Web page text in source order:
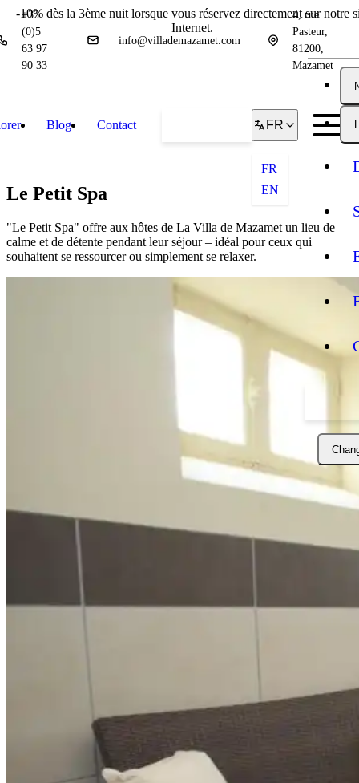
-10% dès la 3ème nuit lorsque vous réservez directement sur notre
Internet.
+33
(0)5
63 97
90 33
info@villademazamet.com
4, rue
Pasteur,
81200,
Mazamet
Blog Contact FR
FR
EN
Le Petit Spa
"Le Petit Spa" offre aux hôtes de La Villa de Mazamet un lieu de
calme et de détente pendant leur séjour – idéal pour ceux qui
souhaitent se ressourcer ou simplement se relaxer.